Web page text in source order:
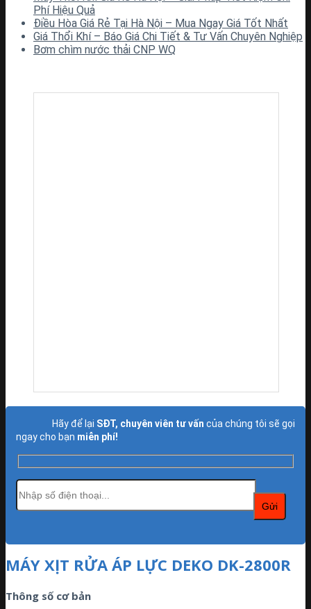
Phí Hiệu Quả
Điều Hòa Giá Rẻ Tại Hà Nội – Mua Ngay Giá Tốt Nhất
Giá Thổi Khí – Báo Giá Chi Tiết & Tư Vấn Chuyên Nghiệp
Bơm chìm nước thải CNP WQ
Hãy để lại SĐT, chuyên viên tư vấn của chúng tôi sẽ gọi
ngay cho bạn miễn phí!
MÁY XỊT RỬA ÁP LỰC DEKO DK-2800R
Thông số cơ bản